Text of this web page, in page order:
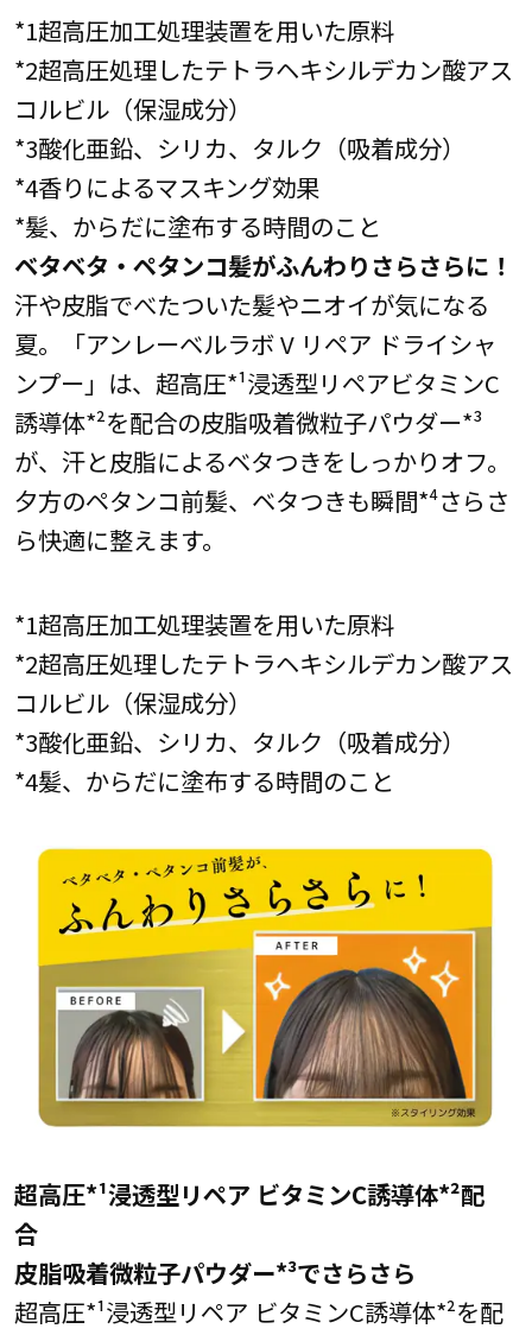
*1超高圧加工処理装置を用いた原料
*2超高圧処理したテトラヘキシルデカン酸アス
コルビル（保湿成分）
*3酸化亜鉛、シリカ、タルク（吸着成分）
*4香りによるマスキング効果
*髪、からだに塗布する時間のこと
ベタベタ・ペタンコ髪がふんわりさらさらに！
汗や皮脂でべたついた髪やニオイが気になる
夏。「アンレーベルラボ V リペア ドライシャ
ンプー」は、超高圧*¹浸透型リペアビタミンC
誘導体*²を配合の皮脂吸着微粒子パウダー*³
が、汗と皮脂によるベタつきをしっかりオフ。
夕方のペタンコ前髪、ベタつきも瞬間*⁴さらさ
ら快適に整えます。
*1超高圧加工処理装置を用いた原料
*2超高圧処理したテトラヘキシルデカン酸アス
コルビル（保湿成分）
*3酸化亜鉛、シリカ、タルク（吸着成分）
*4髪、からだに塗布する時間のこと
超高圧*¹浸透型リペア ビタミンC誘導体*²配
合
皮脂吸着微粒子パウダー*³でさらさら
超高圧*¹浸透型リペア ビタミンC誘導体*²を配